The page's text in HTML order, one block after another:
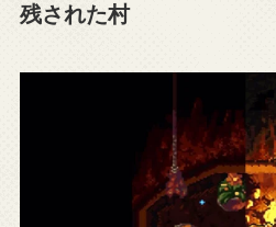
残された村